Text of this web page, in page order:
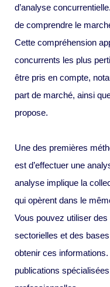
d’analyse
de comprendre le
Cette compréhension
concurrents les plus
être pris en compte,
part de marché, ainsi
propose.
Une des premières
est d’effectuer une
analyse implique la
qui opèrent dans le
Vous pouvez utiliser
sectorielles et des
obtenir ces
publications